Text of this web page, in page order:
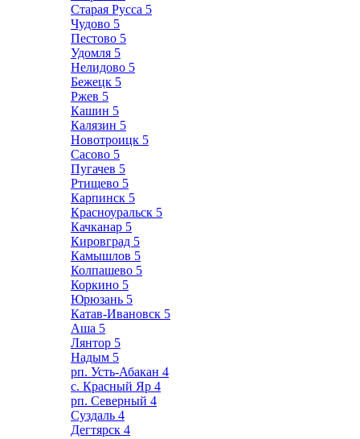
Старая Русса 5
Чудово 5
Пестово 5
Удомля 5
Нелидово 5
Бежецк 5
Ржев 5
Кашин 5
Калязин 5
Новотроицк 5
Сасово 5
Пугачев 5
Ртищево 5
Карпинск 5
Красноуральск 5
Качканар 5
Кировград 5
Камышлов 5
Колпашево 5
Коркино 5
Юрюзань 5
Катав-Ивановск 5
Аша 5
Лянтор 5
Надым 5
рп. Усть-Абакан 4
с. Красный Яр 4
рп. Северный 4
Суздаль 4
Дегтярск 4